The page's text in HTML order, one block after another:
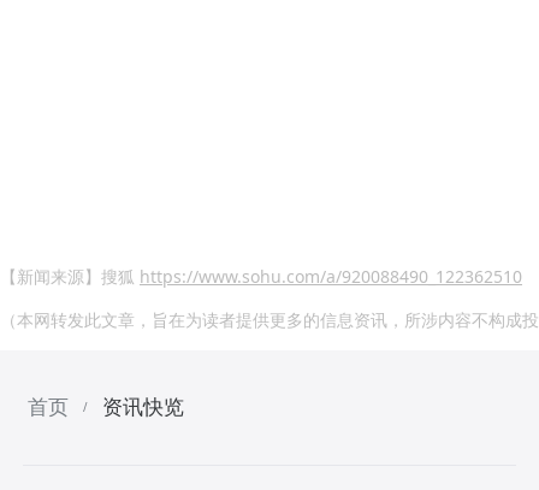
【新闻来源】搜狐 https://www.sohu.com/a/920088490_122362510
（本网转发此文章，旨在为读者提供更多的信息资讯，所涉内容不构
首页 / 资讯快览